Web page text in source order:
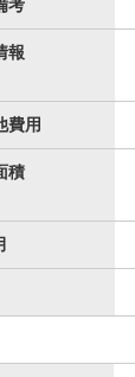
考
報
費用
積